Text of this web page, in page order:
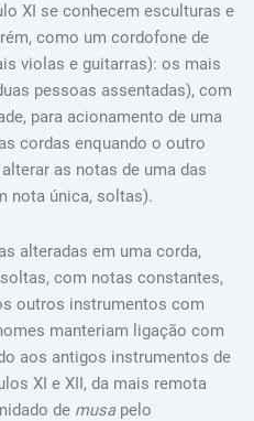
XI se conhecem esculturas e
como um cordofone de
violas e guitarras): os mais
pessoas assentadas), com
para acionamento de uma
cordas enquando o outro
as notas de uma das
nota única, soltas).
alteradas em uma corda,
com notas constantes,
outros instrumentos com
manteriam ligação com
aos antigos instrumentos de
XI e XII, da mais remota
de musapelo